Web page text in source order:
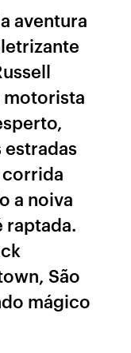
aventura
motorista
estradas
corrida
a noiva
raptada.
São
mágico